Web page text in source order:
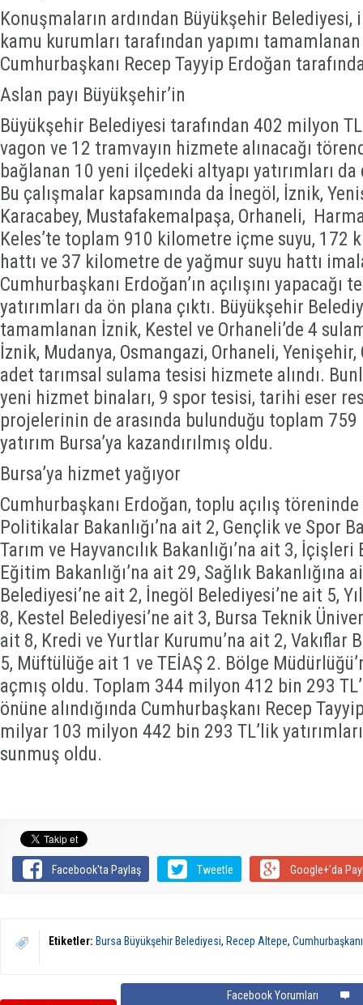
Konuşmaların ardından Büyükşehir
kamu kurumları tarafından yapımı
Cumhurbaşkanı Recep Tayyip Erdoğan
Aslan payı Büyükşehir’in
Büyükşehir Belediyesi tarafından 402 milyon
vagon ve 12 tramvayın hizmete alınacağı
bağlanan 10 yeni ilçedeki altyapı yatırımları
Bu çalışmalar kapsamında da İnegöl, İznik,
Karacabey, Mustafakemalpaşa, Orhaneli,
Keles’te toplam 910 kilometre içme suyu, 172
hattı ve 37 kilometre de yağmur suyu hattı
Cumhurbaşkanı Erdoğan’ın açılışını yapacağı
yatırımları da ön plana çıktı. Büyükşehir
tamamlanan İznik, Kestel ve Orhaneli’de 4
İznik, Mudanya, Osmangazi, Orhaneli,
adet tarımsal sulama tesisi hizmete alındı.
yeni hizmet binaları, 9 spor tesisi, tarihi eser
projelerinin de arasında bulunduğu toplam
yatırım Bursa’ya kazandırılmış oldu.
Bursa’ya hizmet yağıyor
Cumhurbaşkanı Erdoğan, toplu açılış
Politikalar Bakanlığı’na ait 2, Gençlik ve Spor
Tarım ve Hayvancılık Bakanlığı’na ait 3,
Eğitim Bakanlığı’na ait 29, Sağlık Bakanlığına
Belediyesi’ne ait 2, İnegöl Belediyesi’ne ait 5,
8, Kestel Belediyesi’ne ait 3, Bursa Teknik
ait 8, Kredi ve Yurtlar Kurumu’na ait 2, Vakıflar
5, Müftülüğe ait 1 ve TEİAŞ 2. Bölge
açmış oldu. Toplam 344 milyon 412 bin 293
önüne alındığında Cumhurbaşkanı Recep
milyar 103 milyon 442 bin 293 TL’lik
sunmuş oldu.
Facebook'ta Paylaş Tweetle Google+'da
Etiketler: Bursa Büyükşehir Belediyesi, Recep Altepe,
Facebook Yorumları